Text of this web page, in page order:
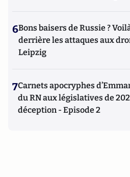
6Bons baisers de Russie ?
derrière les attaques aux
Leipzig
7Carnets apocryphes
du RN aux législatives de
déception - Episode 2